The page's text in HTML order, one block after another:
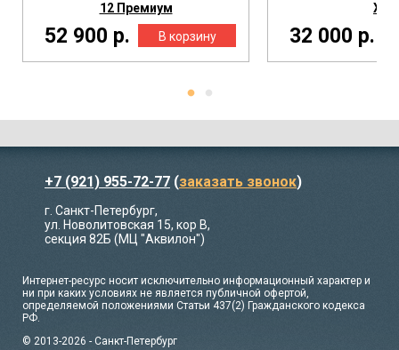
12 Премиум
52 900 р.
Х2
32 000 р.
+7 (921) 955-72-77 (заказать звонок)
г. Санкт-Петербург,
ул. Новолитовская 15, кор В,
секция 82Б (МЦ "Аквилон")
Интернет-ресурс носит исключительно информационный характер и
ни при каких условиях не является публичной офертой,
определяемой положениями Статьи 437(2) Гражданского кодекса
РФ.
© 2013-2026 - Санкт-Петербург